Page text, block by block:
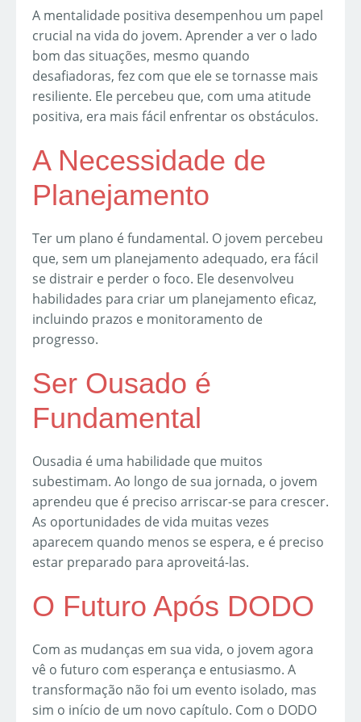
A mentalidade positiva desempenhou um papel
crucial na vida do jovem. Aprender a ver o lado
bom das situações, mesmo quando
desafiadoras, fez com que ele se tornasse mais
resiliente. Ele percebeu que, com uma atitude
positiva, era mais fácil enfrentar os obstáculos.
A Necessidade de
Planejamento
Ter um plano é fundamental. O jovem percebeu
que, sem um planejamento adequado, era fácil
se distrair e perder o foco. Ele desenvolveu
habilidades para criar um planejamento eficaz,
incluindo prazos e monitoramento de
progresso.
Ser Ousado é
Fundamental
Ousadia é uma habilidade que muitos
subestimam. Ao longo de sua jornada, o jovem
aprendeu que é preciso arriscar-se para crescer.
As oportunidades de vida muitas vezes
aparecem quando menos se espera, e é preciso
estar preparado para aproveitá-las.
O Futuro Após DODO
Com as mudanças em sua vida, o jovem agora
vê o futuro com esperança e entusiasmo. A
transformação não foi um evento isolado, mas
sim o início de um novo capítulo. Com o DODO